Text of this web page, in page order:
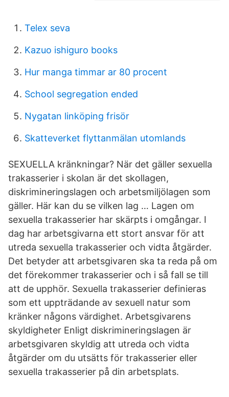
Telex seva
Kazuo ishiguro books
Hur manga timmar ar 80 procent
School segregation ended
Nygatan linköping frisör
Skatteverket flyttanmälan utomlands
SEXUELLA kränkningar? När det gäller sexuella
trakasserier i skolan är det skollagen,
diskrimineringslagen och arbetsmiljölagen som
gäller. Här kan du se vilken lag … Lagen om
sexuella trakasserier har skärpts i omgångar. I
dag har arbetsgivarna ett stort ansvar för att
utreda sexuella trakasserier och vidta åtgärder.
Det betyder att arbetsgivaren ska ta reda på om
det förekommer trakasserier och i så fall se till
att de upphör. Sexuella trakasserier definieras
som ett uppträdande av sexuell natur som
kränker någons värdighet. Arbetsgivarens
skyldigheter Enligt diskrimineringslagen är
arbetsgivaren skyldig att utreda och vidta
åtgärder om du utsätts för trakasserier eller
sexuella trakasserier på din arbetsplats.